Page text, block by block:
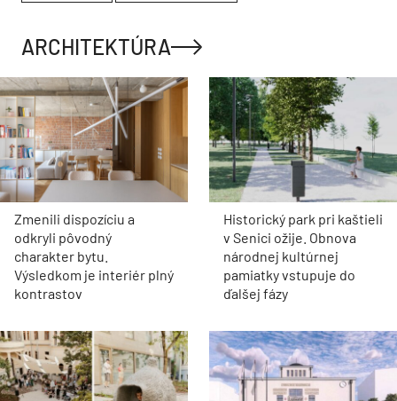
ARCHITEKTÚRA
Zmenili dispozíciu a
odkryli pôvodný
charakter bytu.
Výsledkom je interiér plný
kontrastov
Historický park pri kaštieli
v Senici ožije. Obnova
národnej kultúrnej
pamiatky vstupuje do
ďalšej fázy